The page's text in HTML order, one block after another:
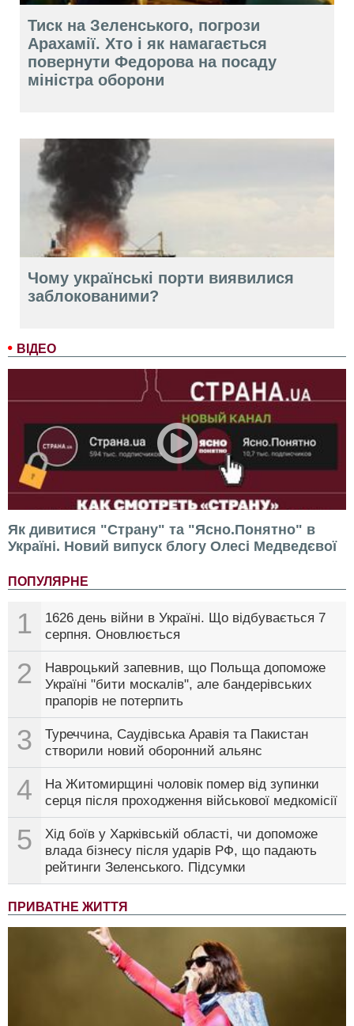
ВІДЕО
Як дивитися "Страну" та "Ясно.Понятно" в
Україні. Новий випуск блогу Олесі Медведєвої
ПОПУЛЯРНЕ
1
1626 день війни в Україні. Що відбувається 7
серпня. Оновлюється
2
Навроцький запевнив, що Польща допоможе
Україні "бити москалів", але бандерівських
прапорів не потерпить
3
Туреччина, Саудівська Аравія та Пакистан
створили новий оборонний альянс
4
На Житомирщині чоловік помер від зупинки
серця після проходження військової медкомісії
5
Хід боїв у Харківській області, чи допоможе
влада бізнесу після ударів РФ, що падають
рейтинги Зеленського. Підсумки
ПРИВАТНЕ ЖИТТЯ
Тиск на Зеленського, погрози
Арахамії. Хто і як намагається
повернути Федорова на посаду
міністра оборони
Чому українські порти виявилися
заблокованими?